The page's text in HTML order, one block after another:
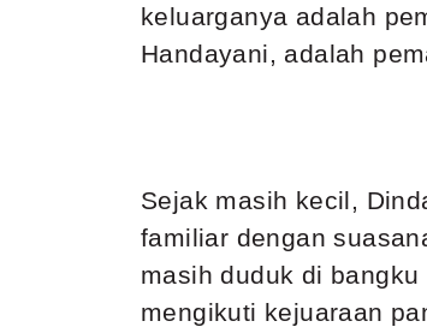
keluarganya adalah
Handayani, adalah
Sejak masih kecil,
familiar dengan
masih duduk di
mengikuti kejuaraan